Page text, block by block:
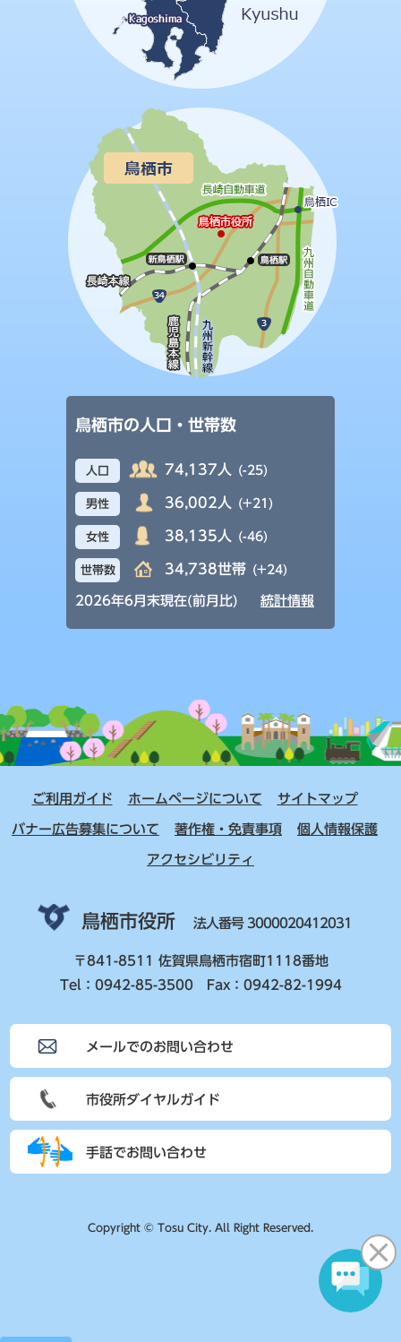
鳥栖市の人口・世帯数
人口 74,137人 (-25)
男性 36,002人 (+21)
女性 38,135人 (-46)
世帯数 34,738世帯 (+24)
2026年6月末現在(前月比) 統計情報
ご利用ガイド ホームページについて サイトマップ
バナー広告募集について 著作権・免責事項 個人情報保護
アクセシビリティ
鳥栖市役所 法人番号 3000020412031
〒841-8511 佐賀県鳥栖市宿町1118番地
Tel：0942-85-3500 Fax：0942-82-1994
メールでのお問い合わせ
市役所ダイヤルガイド
手話でお問い合わせ
Copyright © Tosu City. All Right Reserved.